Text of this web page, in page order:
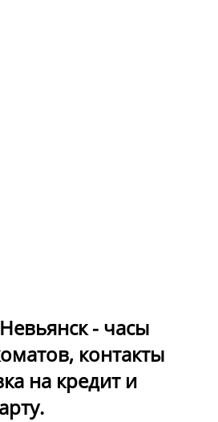
- часы
контакты
на кредит и